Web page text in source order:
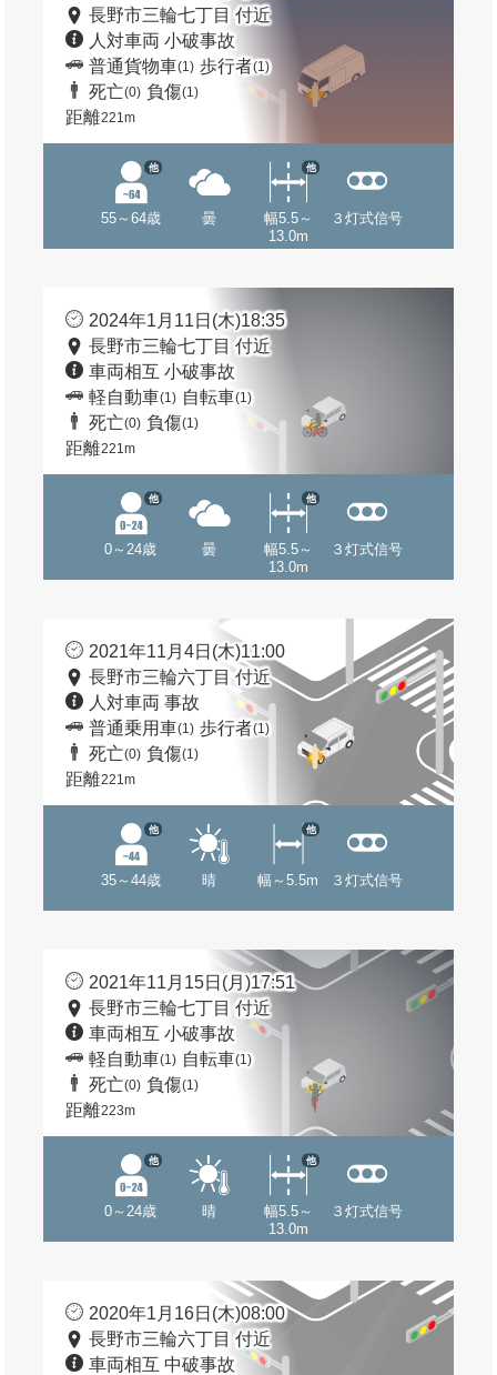
長野市三輪七丁目 付近
人対車両 小破事故
普通貨物車(1) 歩行者(1)
死亡(0) 負傷(1)
距離221m
55～64歳
他
曇
幅5.5～
13.0m
他
３灯式信号
2024年1月11日(木)18:35
長野市三輪七丁目 付近
車両相互 小破事故
軽自動車(1) 自転車(1)
死亡(0) 負傷(1)
距離221m
0～24歳
他
曇
幅5.5～
13.0m
他
３灯式信号
2021年11月4日(木)11:00
長野市三輪六丁目 付近
人対車両 事故
普通乗用車(1) 歩行者(1)
死亡(0) 負傷(1)
距離221m
35～44歳
他
晴 幅～5.5m
他
３灯式信号
2021年11月15日(月)17:51
長野市三輪七丁目 付近
車両相互 小破事故
軽自動車(1) 自転車(1)
死亡(0) 負傷(1)
距離223m
0～24歳
他
晴
幅5.5～
13.0m
他
３灯式信号
2020年1月16日(木)08:00
長野市三輪六丁目 付近
車両相互 中破事故